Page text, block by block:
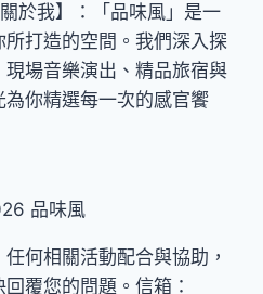
於我】：「品味風」是一
打造的空間。我們深入探
場音樂演出、精品旅宿與
你精選每一次的感官饗
品味風
任何相關活動配合與協助，
覆您的問題。信箱：